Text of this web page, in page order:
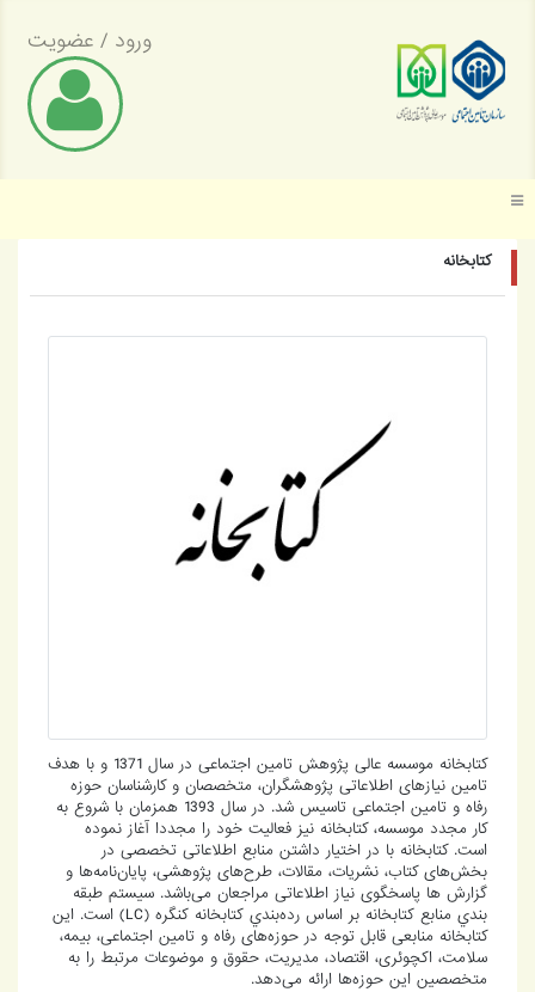
ورود /عضویت
کتابخانه
کتابخانه موسسه عالی پژوهش تامین اجتماعی در سال 1371 و با هدف
تامین نیازهای اطلاعاتی پژوهشگران، متخصصان و کارشناسان حوزه
رفاه و تامین اجتماعی تاسیس شد. در سال 1393 همزمان با شروع به
کار مجدد موسسه، کتابخانه نیز فعالیت خود را مجددا آغاز نموده
است. کتابخانه با در اختیار داشتن منابع اطلاعاتی تخصصی در
بخش‌های کتاب‌، نشریات، مقالات، طرح‌های پژوهشی، پایان‌نامه‌ها و
گزارش ها پاسخگوی نیاز اطلاعاتی مراجعان می‌باشد. سيستم طبقه
بندي منابع كتابخانه بر اساس رده‌‌بندي كتابخانه كنگره (LC) است. این
کتابخانه منابعی قابل توجه در حوزه‌های رفاه و تامین اجتماعی، بیمه،
سلامت، اکچوئری، اقتصاد، مدیریت، حقوق و موضوعات مرتبط را به
متخصصین این حوزه‌ها ارائه می‌دهد.